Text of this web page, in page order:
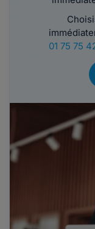
01 75 75